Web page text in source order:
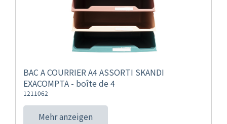
BAC A COURRIER A4 ASSORTI SKANDI
EXACOMPTA - boîte de 4
1211062
Mehr anzeigen